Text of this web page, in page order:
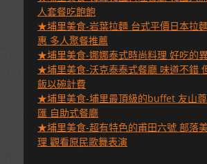
人套餐吃飽飽
★埔里美食-岩葉拉麵 台式平價日本拉
惠 多人聚餐推薦
★埔里美食-娜娜泰式時尚料理 好吃的
★埔里美食-沃克泰泰式餐廳 味道不錯
飯以碗計費
★埔里美食-埔里最頂級的buffet 友山
匯 自助式餐廳
★埔里美食-超有特色的甫田六號 部落
理 觀看原民歌舞表演